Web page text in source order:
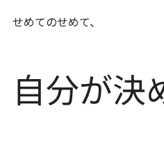
せめてのせめて、
自分が決